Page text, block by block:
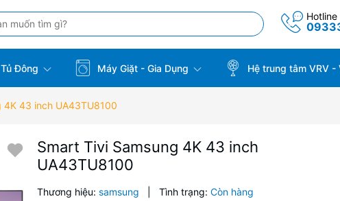
Hotline
Đông Máy Giặt - Gia Dụng Hệ trung tâm VRV -
4K 43 inch UA43TU8100
Smart Tivi Samsung 4K 43 inch
UA43TU8100
Thương hiệu: samsung Tình trạng: Còn hàng